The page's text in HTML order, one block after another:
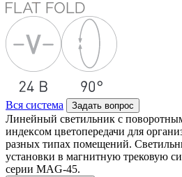
Вся система Задать вопрос
Линейный светильник с
индексом цветопередачи для
разных типах помещений.
установки в магнитную трековую
серии MAG-45.